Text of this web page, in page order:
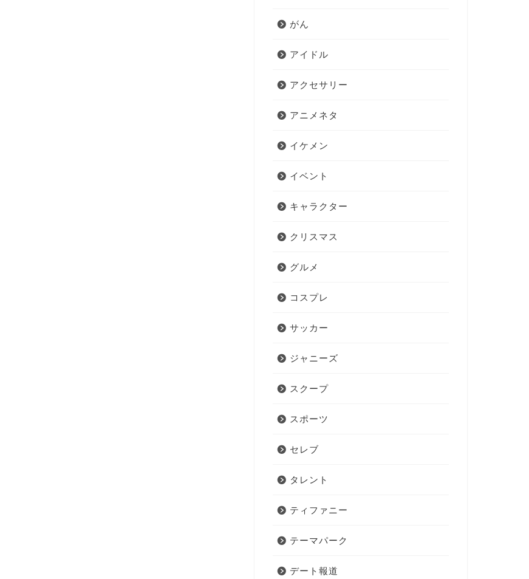
がん
アイドル
アクセサリー
アニメネタ
イケメン
イベント
キャラクター
クリスマス
グルメ
コスプレ
サッカー
ジャニーズ
スクープ
スポーツ
セレブ
タレント
ティファニー
テーマパーク
デート報道